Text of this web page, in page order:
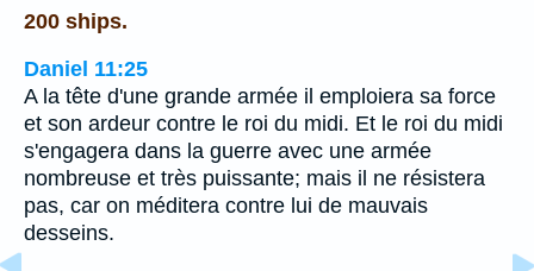
200 ships.
Daniel 11:25
A la tête d'une grande armée il emploiera sa force
et son ardeur contre le roi du midi. Et le roi du midi
s'engagera dans la guerre avec une armée
nombreuse et très puissante; mais il ne résistera
pas, car on méditera contre lui de mauvais
desseins.